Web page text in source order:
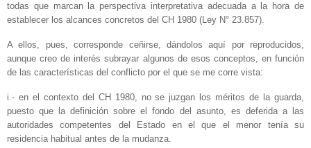
todas que marcan la perspectiva interpretativa adecuada a la hora de
establecer los alcances concretos del CH 1980 (Ley N° 23.857).
A ellos, pues, corresponde ceñirse, dándolos aquí por reproducidos,
aunque creo de interés subrayar algunos de esos conceptos, en función
de las características del conflicto por el que se me corre vista:
i.- en el contexto del CH 1980, no se juzgan los méritos de la guarda,
puesto que la definición sobre el fondo del asunto, es deferida a las
autoridades competentes del Estado en el que el menor tenía su
residencia habitual antes de la mudanza.